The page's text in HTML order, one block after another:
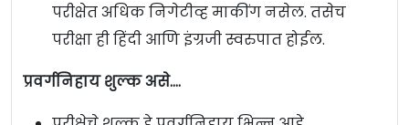
परीक्षेत अधिक निगेटीव्ह माकींग नसेल. तसेच
परीक्षा ही हिंदी आणि इंग्रजी स्वरुपात होईल.
प्रवर्गनिहाय शुल्क असे….